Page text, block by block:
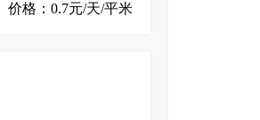
价格：0.7元/天/平米